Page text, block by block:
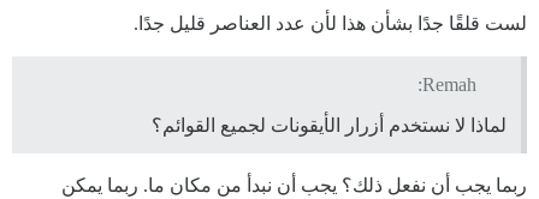
لست قلقًا جدًا بشأن هذا لأن عدد العناصر قليل جدًا.
Remah:
لماذا لا نستخدم أزرار الأيقونات لجميع القوائم؟
ربما يجب أن نفعل ذلك؟ يجب أن نبدأ من مكان ما. ربما يمكن